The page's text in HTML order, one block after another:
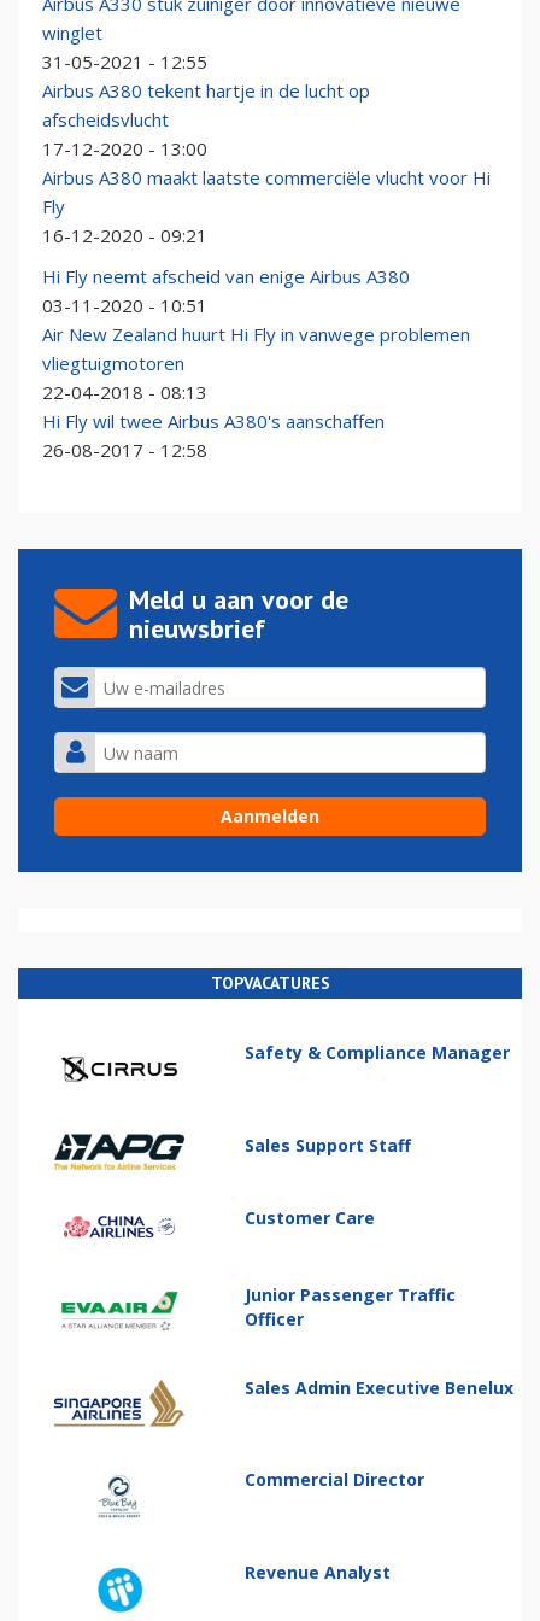
winglet
31-05-2021 - 12:55
Airbus A380 tekent hartje in de lucht op
afscheidsvlucht
17-12-2020 - 13:00
Airbus A380 maakt laatste commerciële vlucht voor Hi
Fly
16-12-2020 - 09:21
Hi Fly neemt afscheid van enige Airbus A380
03-11-2020 - 10:51
Air New Zealand huurt Hi Fly in vanwege problemen
vliegtuigmotoren
22-04-2018 - 08:13
Hi Fly wil twee Airbus A380's aanschaffen
26-08-2017 - 12:58
Meld u aan voor de
nieuwsbrief
TOPVACATURES
Safety & Compliance Manager
Sales Support Staff
Customer Care
Junior Passenger Traffic
Officer
Sales Admin Executive Benelux
Commercial Director
Revenue Analyst